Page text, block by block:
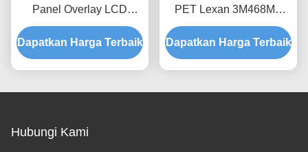
Panel Overlay LCD
3M467 Panel Kontrol
Industri Kustom
Dapatkan Harga Terbaik
PET Lexan 3M468MP
Control Panel Overlay
Printing
Dapatkan Harga Terbaik
Hubungi Kami